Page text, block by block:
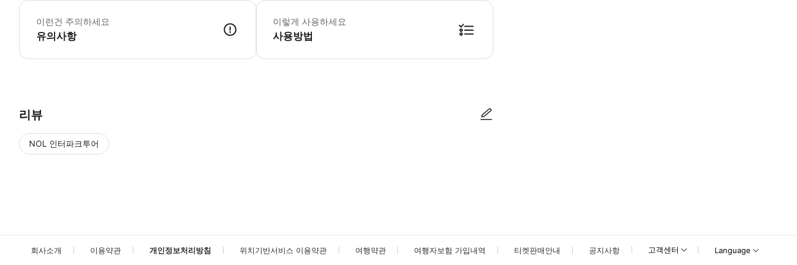
이런건 주의하세요
유의사항
- 토리노+피에몬테 카드를 최대한 활용하고 안전하게 입장하려면 방문 전에 박물관의 개장 시간을 확인하고 슬롯 입구를 예약하는 것이 좋습니다. - 성인
이렇게 사용하세요
사용방법
리뷰
NOL 인터파크투어
회사소개 이용약관 개인정보처리방침 위치기반서비스 이용약관 여행약관 여행자보험 가입내역 티켓판매안내 공지사항 고객센터 Language